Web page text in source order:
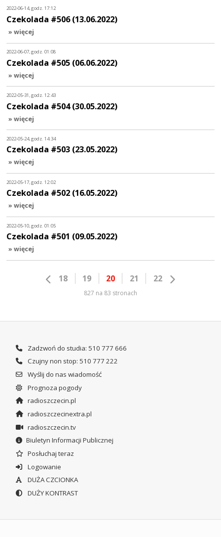
2022-06-14, godz. 17:12
Czekolada #506 (13.06.2022)
» więcej
2022-06-07, godz. 01:08
Czekolada #505 (06.06.2022)
» więcej
2022-05-31, godz. 12:43
Czekolada #504 (30.05.2022)
» więcej
2022-05-24, godz. 14:34
Czekolada #503 (23.05.2022)
» więcej
2022-05-17, godz. 12:02
Czekolada #502 (16.05.2022)
» więcej
2022-05-10, godz. 01:05
Czekolada #501 (09.05.2022)
» więcej
18 19 20 21 22
827 na 83 stronach
Zadzwoń do studia: 510 777 666
Czujny non stop: 510 777 222
Wyślij do nas wiadomość
Prognoza pogody
radioszczecin.pl
radioszczecinextra.pl
radioszczecin.tv
Biuletyn Informacji Publicznej
Posłuchaj teraz
Logowanie
DUŻA CZCIONKA
DUŻY KONTRAST